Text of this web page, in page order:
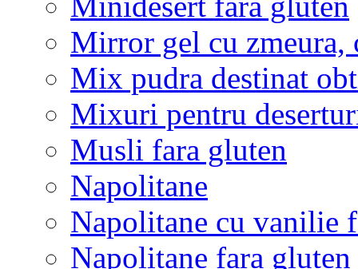
Mirror gel cu zmeura,
Mix pudra destinat
Mixuri pentru
Musli fara gluten
Napolitane
Napolitane cu vanilie
Napolitane fara gluten